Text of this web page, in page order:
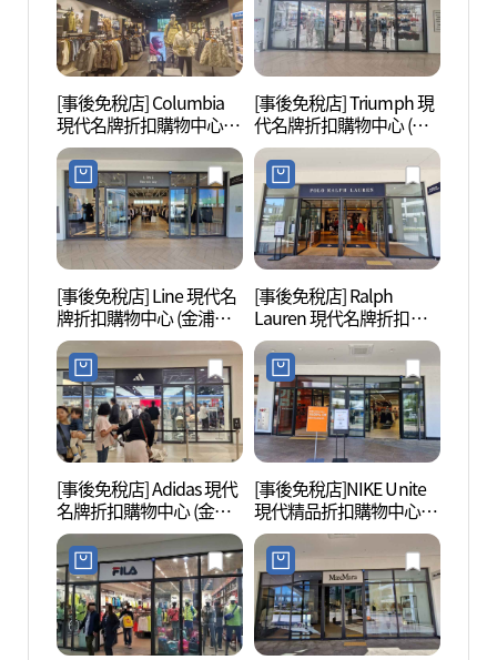
[事後免稅店] Columbia
現代名牌折扣購物中心
(金浦店)(컬럼비아 현대프
리미엄아울렛 김포점)
[事後免稅店] Triumph 現
代名牌折扣購物中心 (金
浦店)(트라이엄프 현대프
리미엄아울렛 김포점)
[事後免稅店] Line 現代名
牌折扣購物中心 (金浦店)
(라인 현대프리미엄아울
렛 김포점)
[事後免稅店] Ralph
Lauren 現代名牌折扣購
物中心 (金浦店)(폴로랄프
로렌 현대프리미엄아울
렛 김포점)
[事後免稅店] Adidas 現代
名牌折扣購物中心 (金浦
店)(아디다스 현대프리미
엄아울렛 김포점)
[事後免稅店]NIKE Unite
現代精品折扣購物中心金
浦店(나이키유나이트 현
대프리미엄아울렛 김포
점)